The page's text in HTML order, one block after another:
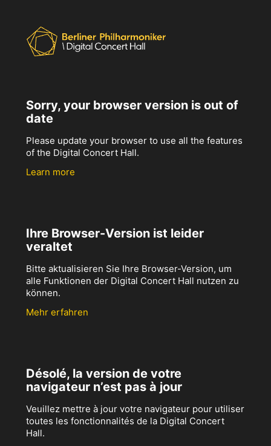
Sorry, your browser version is out of
date
Please update your browser to use all the features
of the Digital Concert Hall.
Learn more
Ihre Browser-Version ist leider
veraltet
Bitte aktualisieren Sie Ihre Browser-Version, um
alle Funktionen der Digital Concert Hall nutzen zu
können.
Mehr erfahren
Désolé, la version de votre
navigateur n’est pas à jour
Veuillez mettre à jour votre navigateur pour utiliser
toutes les fonctionnalités de la Digital Concert
Hall.